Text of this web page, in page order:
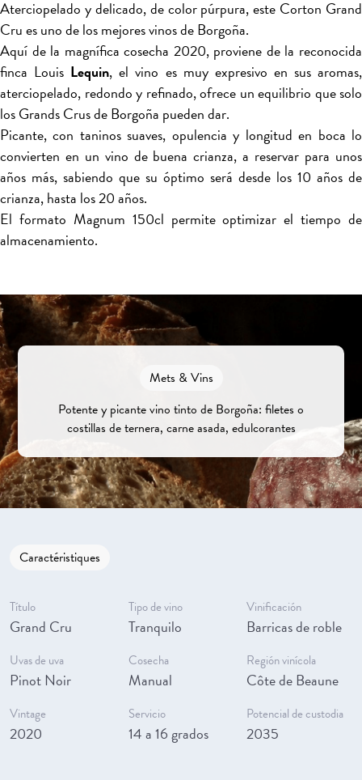
Aterciopelado y delicado, de color púrpura, este Corton Grand
Cru es uno de los mejores vinos de Borgoña.
Aquí de la magnífica cosecha 2020, proviene de la reconocida
finca Louis Lequin, el vino es muy expresivo en sus aromas,
aterciopelado, redondo y refinado, ofrece un equilibrio que solo
los Grands Crus de Borgoña pueden dar.
Picante, con taninos suaves, opulencia y longitud en boca lo
convierten en un vino de buena crianza, a reservar para unos
años más, sabiendo que su óptimo será desde los 10 años de
crianza, hasta los 20 años.
El formato Magnum 150cl permite optimizar el tiempo de
almacenamiento.
Mets & Vins
Potente y picante vino tinto de Borgoña: filetes o
costillas de ternera, carne asada, edulcorantes
Caractéristiques
Título
Grand Cru
Tipo de vino
Tranquilo
Vinificación
Barricas de roble
Uvas de uva
Pinot Noir
Cosecha
Manual
Región vinícola
Côte de Beaune
Vintage
2020
Servicio
14 a 16 grados
Potencial de custodia
2035